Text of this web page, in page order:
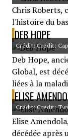
Chris Roberts,
l'histoire du
DEB HOPE
Crédit: Credit:
Deb Hope,
Global, est
liées à la
ELISE
Crédit: Credit:
Elise
décédée